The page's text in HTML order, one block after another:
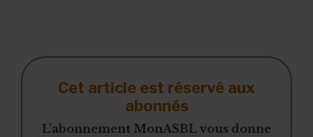
Cet article est réservé aux
abonnés
L’abonnement MonASBL vous donne